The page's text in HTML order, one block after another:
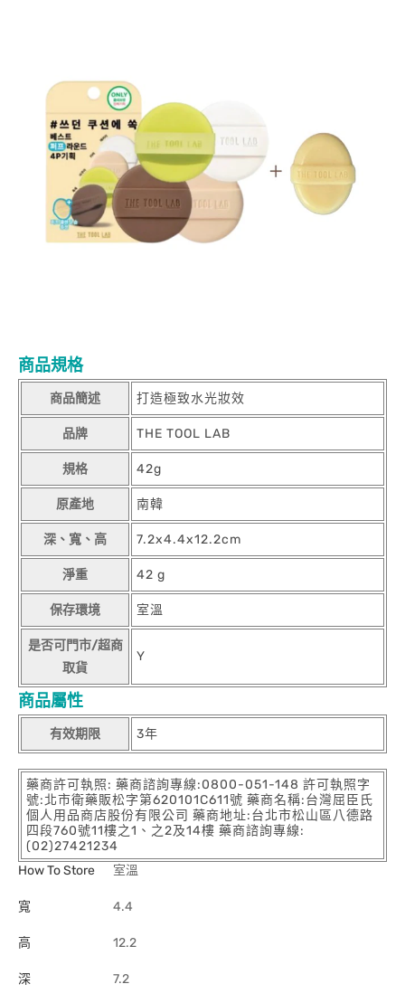
商品規格
商品簡述 打造極致水光妝效
品牌 THE TOOL LAB
規格 42g
原產地 南韓
深、寬、高 7.2x4.4x12.2cm
淨重 42 g
保存環境 室溫
是否可門市/超商
取貨
Y
商品屬性
有效期限 3年
藥商許可執照: 藥商諮詢專線:0800-051-148 許可執照字
號:北市衛藥販松字第620101C611號 藥商名稱:台灣屈臣氏
個人用品商店股份有限公司 藥商地址:台北市松山區八德路
四段760號11樓之1、之2及14樓 藥商諮詢專線:
(02)27421234
How To Store
室溫
寬 4.4
高 12.2
深 7.2